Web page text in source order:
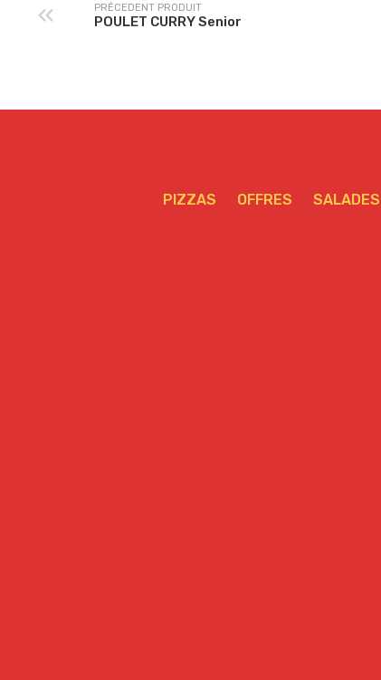
PRÉCEDENT PRODUIT
POULET CURRY Senior
PIZZAS OFFRES SALADES